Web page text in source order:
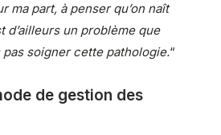
ma part, à penser qu’on naît
d’ailleurs un problème que
soigner cette pathologie.“
de gestion des